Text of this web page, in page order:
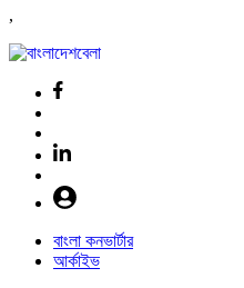
,
বাংলা কনভার্টার
আর্কাইভ